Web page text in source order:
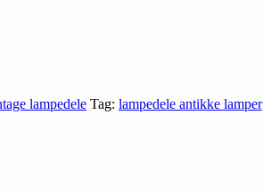
lampedele Tag: lampedele antikke lamper